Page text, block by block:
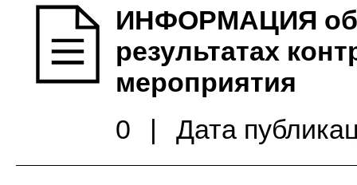
ИНФОРМАЦИЯ об
результатах
мероприятия
0
| Дата